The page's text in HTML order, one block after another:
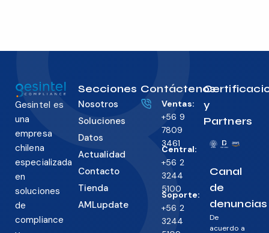
Gesintel es
una
empresa
chilena
especializada
en
soluciones
de
compliance
Secciones
Nosotros
Soluciones
Datos
Actualidad
Contacto
Tienda
AMLupdate
Contáctenos
Ventas:
+56 9
7809
3461
Central:
+56 2
3244
5100
Soporte:
+56 2
3244
y
Partners
Canal
de
denuncias
De
acuerdo a